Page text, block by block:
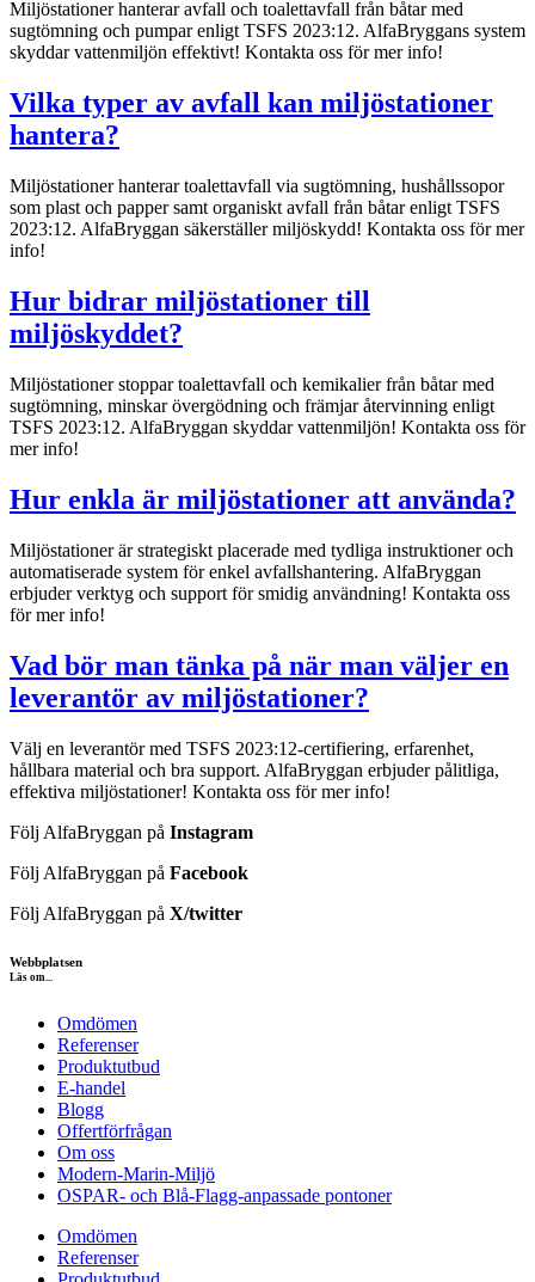
Miljöstationer hanterar avfall och toalettavfall från båtar med
sugtömning och pumpar enligt TSFS 2023:12. AlfaBryggans system
skyddar vattenmiljön effektivt! Kontakta oss för mer info!
Vilka typer av avfall kan miljöstationer
hantera?
Miljöstationer hanterar toalettavfall via sugtömning, hushållssopor
som plast och papper samt organiskt avfall från båtar enligt TSFS
2023:12. AlfaBryggan säkerställer miljöskydd! Kontakta oss för mer
info!
Hur bidrar miljöstationer till
miljöskyddet?
Miljöstationer stoppar toalettavfall och kemikalier från båtar med
sugtömning, minskar övergödning och främjar återvinning enligt
TSFS 2023:12. AlfaBryggan skyddar vattenmiljön! Kontakta oss för
mer info!
Hur enkla är miljöstationer att använda?
Miljöstationer är strategiskt placerade med tydliga instruktioner och
automatiserade system för enkel avfallshantering. AlfaBryggan
erbjuder verktyg och support för smidig användning! Kontakta oss
för mer info!
Vad bör man tänka på när man väljer en
leverantör av miljöstationer?
Välj en leverantör med TSFS 2023:12-certifiering, erfarenhet,
hållbara material och bra support. AlfaBryggan erbjuder pålitliga,
effektiva miljöstationer! Kontakta oss för mer info!
Följ AlfaBryggan på Instagram
Följ AlfaBryggan på Facebook
Följ AlfaBryggan på X/twitter
Webbplatsen
Läs om...
Omdömen
Referenser
Produktutbud
E-handel
Blogg
Offertförfrågan
Om oss
Modern-Marin-Miljö
OSPAR- och Blå-Flagg-anpassade pontoner
Omdömen
Referenser